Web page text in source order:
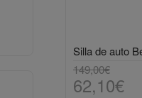
149,00€
62,10€